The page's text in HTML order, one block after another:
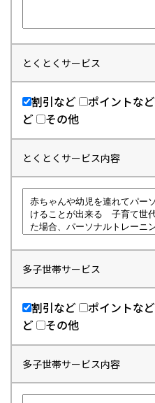
とくとくサービス
割引など ポイントなど
ど
その他
とくとくサービス内容
多子世帯サービス
割引など ポイントなど
ど
その他
多子世帯サービス内容